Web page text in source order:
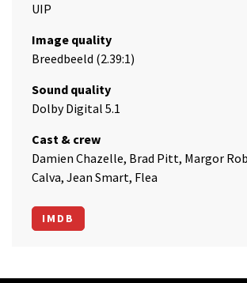
UIP
Image quality
Breedbeeld (2.39:1)
Sound quality
Dolby Digital 5.1
Cast & crew
Damien Chazelle, Brad Pitt, Margor
Calva, Jean Smart, Flea
IMDB